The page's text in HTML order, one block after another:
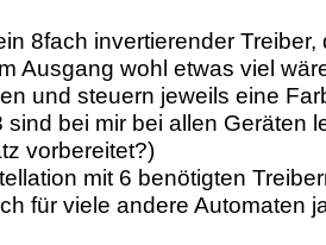
8fach invertierender
Ausgang wohl etwas viel
und steuern jeweils eine
sind bei mir bei allen Geräten
vorbereitet?)
mit 6 benötigten
für viele andere Automaten